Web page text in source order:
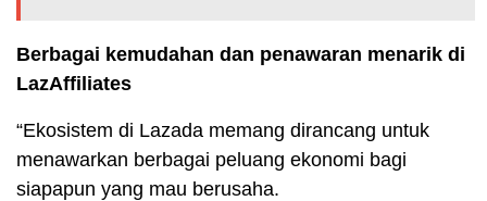
Berbagai kemudahan dan penawaran menarik di
LazAffiliates
“Ekosistem di Lazada memang dirancang untuk
menawarkan berbagai peluang ekonomi bagi
siapapun yang mau berusaha.